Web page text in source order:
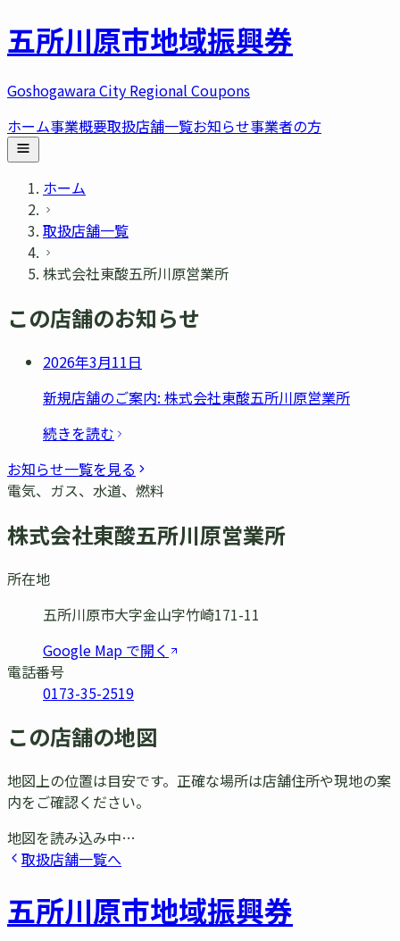
五所川原市地域振興券
Goshogawara City Regional Coupons
ホーム事業概要取扱店舗一覧お知らせ事業者の方
ホーム
取扱店舗一覧
株式会社東酸五所川原営業所
この店舗のお知らせ
2026年3月11日
新規店舗のご案内: 株式会社東酸五所川原営業所
続きを読む
お知らせ一覧を見る
電気、ガス、水道、燃料
株式会社東酸五所川原営業所
所在地
五所川原市大字金山字竹崎171-11
Google Map で開く
電話番号
0173-35-2519
この店舗の地図
地図上の位置は目安です。正確な場所は店舗住所や現地の案
内をご確認ください。
地図を読み込み中…
取扱店舗一覧へ
五所川原市地域振興券